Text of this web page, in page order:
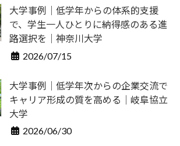
大学事例｜低学年からの体系的支援
で、学生一人ひとりに納得感のある進
路選択を｜神奈川大学
2026/07/15
大学事例｜低学年次からの企業交流で
キャリア形成の質を高める｜岐阜協立
大学
2026/06/30